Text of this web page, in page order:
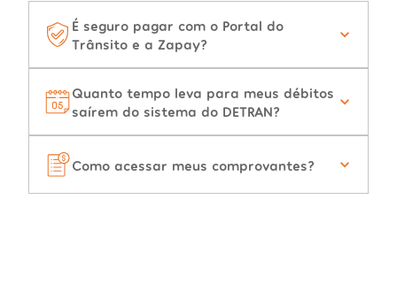
É seguro pagar com o Portal do
Trânsito e a Zapay?
Quanto tempo leva para meus débitos
saírem do sistema do DETRAN?
Como acessar meus comprovantes?